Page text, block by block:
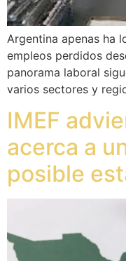
Argentina apenas ha
empleos perdidos
panorama laboral
varios sectores y
IMEF
acerca a
posible